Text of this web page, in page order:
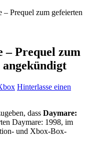
– Prequel zum gefeierten
– Prequel zum
angekündigt
Hinterlasse einen
dass Daymare:
Daymare: 1998, im
und Xbox-Box-